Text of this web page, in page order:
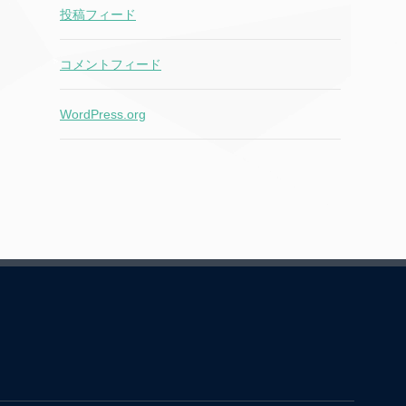
投稿フィード
コメントフィード
WordPress.org